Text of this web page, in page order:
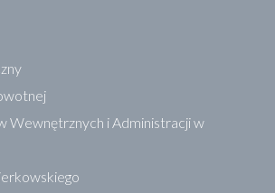
Wewnętrznych i Administracji w